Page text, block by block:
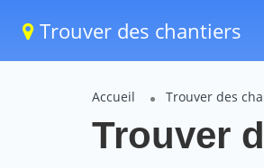
Trouver des chantiers
Accueil Trouver des
Trouver